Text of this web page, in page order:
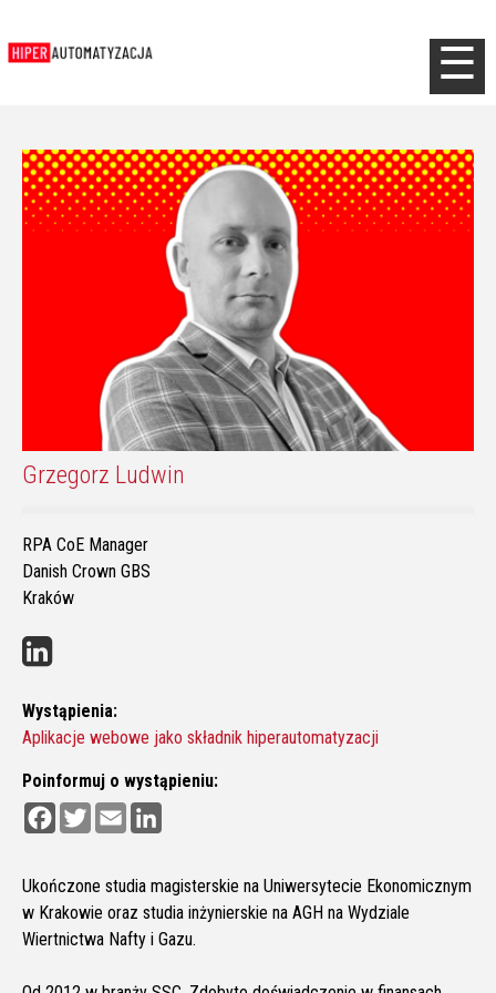
☰
Grzegorz Ludwin
RPA CoE Manager
Danish Crown GBS
Kraków
Wystąpienia:
Aplikacje webowe jako składnik hiperautomatyzacji
Poinformuj o wystąpieniu:
F
a
b
o
o
k
T
w
t
e
r
E
m
l
e
d
I
n
Ukończone studia magisterskie na Uniwersytecie Ekonomicznym
w Krakowie oraz studia inżynierskie na AGH na Wydziale
Wiertnictwa Nafty i Gazu.